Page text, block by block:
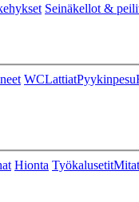
Seinäkellot &
WCLattiatPyykinpesu
Hionta Työkalusetit